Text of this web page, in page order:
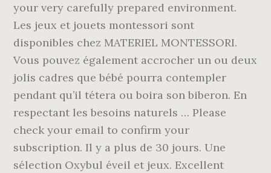
your very carefully prepared environment.
Les jeux et jouets montessori sont
disponibles chez MATERIEL MONTESSORI.
Vous pouvez également accrocher un ou deux
jolis cadres que bébé pourra contempler
pendant qu’il tétera ou boira son biberon. En
respectant les besoins naturels … Please
check your email to confirm your
subscription. Il y a plus de 30 jours. Une
sélection Oxybul éveil et jeux. Excellent